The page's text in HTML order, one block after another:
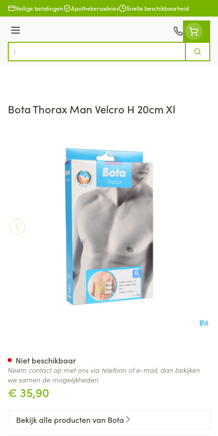
Ga naar de inhoud
Veilige betalingen Apothekersadvies Snelle beschikbaarheid
Menu
Product, merk, categorie...
Zoek
Bota Thorax Man Velcro H 20cm Xl
€ 35,90
Niet beschikbaar
Neem contact op met ons via telefoon of e-mail, dan bekijken
we samen de mogelijkheden.
Bekijk alle producten van Bota